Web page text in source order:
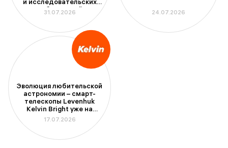
лабораторий
31.07.2026 24.07.2026
Эволюция любительской
астрономии – смарт-
телескопы Levenhuk
Kelvin Bright уже на
складе
17.07.2026